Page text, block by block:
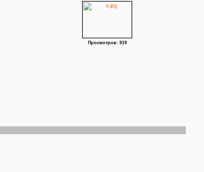
Просмотров: 919